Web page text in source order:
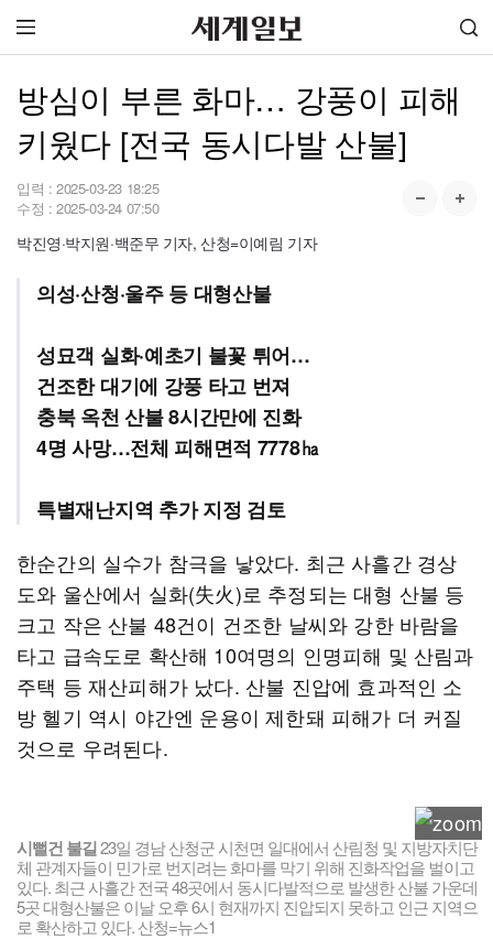
방심이 부른 화마… 강풍이 피해
키웠다 [전국 동시다발 산불]
입력 : 2025-03-23 18:25
수정 : 2025-03-24 07:50
박진영·박지원·백준무 기자, 산청=이예림 기자
의성·산청·울주 등 대형산불
성묘객 실화·예초기 불꽃 튀어…
건조한 대기에 강풍 타고 번져
충북 옥천 산불 8시간만에 진화
4명 사망…전체 피해면적 7778㏊
특별재난지역 추가 지정 검토
한순간의 실수가 참극을 낳았다. 최근 사흘간 경상
도와 울산에서 실화(失火)로 추정되는 대형 산불 등
크고 작은 산불 48건이 건조한 날씨와 강한 바람을
타고 급속도로 확산해 10여명의 인명피해 및 산림과
주택 등 재산피해가 났다. 산불 진압에 효과적인 소
방 헬기 역시 야간엔 운용이 제한돼 피해가 더 커질
것으로 우려된다.
시뻘건 불길23일 경남 산청군 시천면 일대에서 산림청 및 지방자치단
체 관계자들이 민가로 번지려는 화마를 막기 위해 진화작업을 벌이고
있다. 최근 사흘간 전국 48곳에서 동시다발적으로 발생한 산불 가운데
5곳 대형산불은 이날 오후 6시 현재까지 진압되지 못하고 인근 지역으
로 확산하고 있다. 산청=뉴스1